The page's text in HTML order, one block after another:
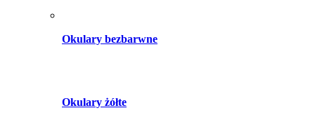
Okulary bezbarwne
Okulary żółte